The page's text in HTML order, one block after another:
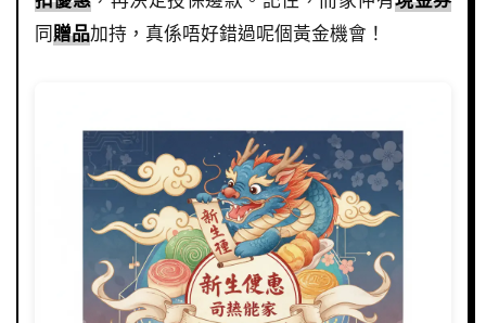
同贈品加持，真係唔好錯過呢個黃金機會！